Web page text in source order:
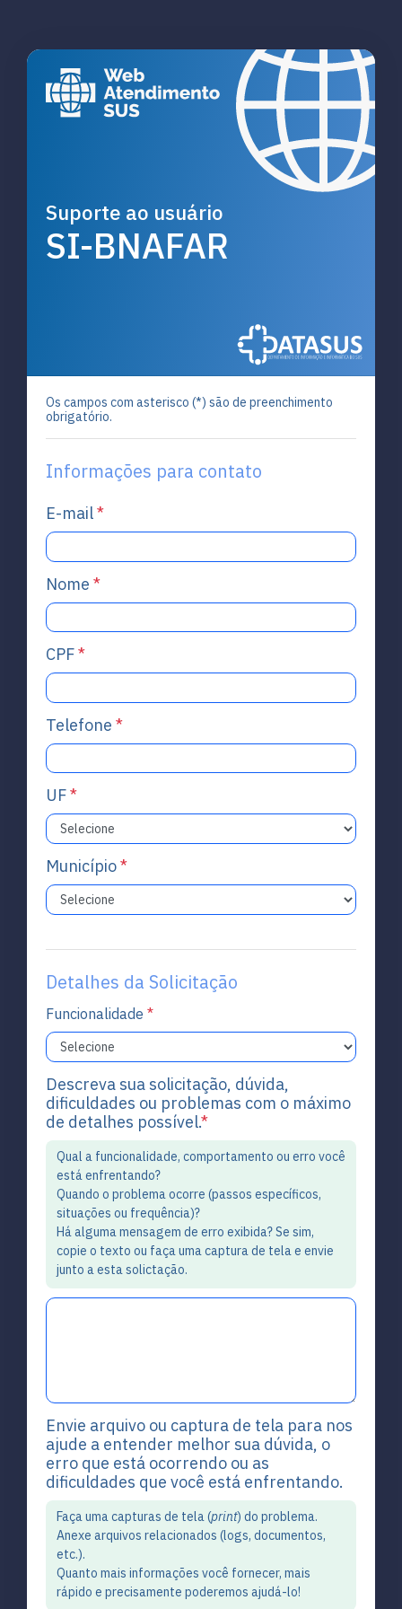
Suporte ao usuário
SI-BNAFAR
Os campos com asterisco (*) são de preenchimento
obrigatório.
Informações para contato
E-mail*
Nome *
CPF*
Telefone *
UF*
Município*
Detalhes da Solicitação
Funcionalidade *
Descreva sua solicitação, dúvida,
dificuldades ou problemas com o máximo
de detalhes possível.*
Qual a funcionalidade, comportamento ou erro você
está enfrentando?
Quando o problema ocorre (passos específicos,
situações ou frequência)?
Há alguma mensagem de erro exibida? Se sim,
copie o texto ou faça uma captura de tela e envie
junto a esta solictação.
Envie arquivo ou captura de tela para nos
ajude a entender melhor sua dúvida, o
erro que está ocorrendo ou as
dificuldades que você está enfrentando.
Faça uma capturas de tela (print) do problema.
Anexe arquivos relacionados (logs, documentos,
etc.).
Quanto mais informações você fornecer, mais
rápido e precisamente poderemos ajudá-lo!